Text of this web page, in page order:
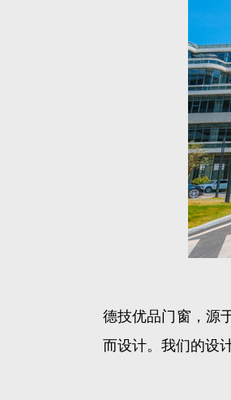
德技优品门窗，源
而设计。我们的设